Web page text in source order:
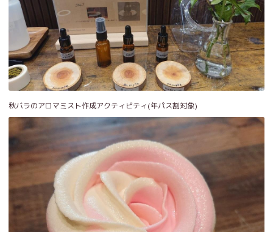
秋バラのアロマミスト作成アクティビティ(年パス割対象)